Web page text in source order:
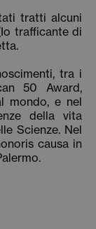
tratti alcuni
trafficante di
tra i
50 Award,
mondo, e nel
della vita
Scienze. Nel
causa in